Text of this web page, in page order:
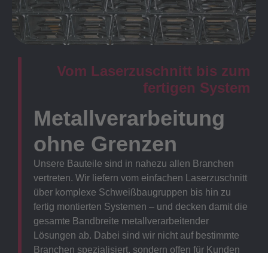
Vom Laserzuschnitt bis zum
fertigen System
Metallverarbeitung
ohne Grenzen
Unsere Bauteile sind in nahezu allen Branchen
vertreten. Wir liefern vom einfachen Laserzuschnitt
über komplexe Schweißbaugruppen bis hin zu
fertig montierten Systemen – und decken damit die
gesamte Bandbreite metallverarbeitender
Lösungen ab. Dabei sind wir nicht auf bestimmte
Branchen spezialisiert, sondern offen für Kunden